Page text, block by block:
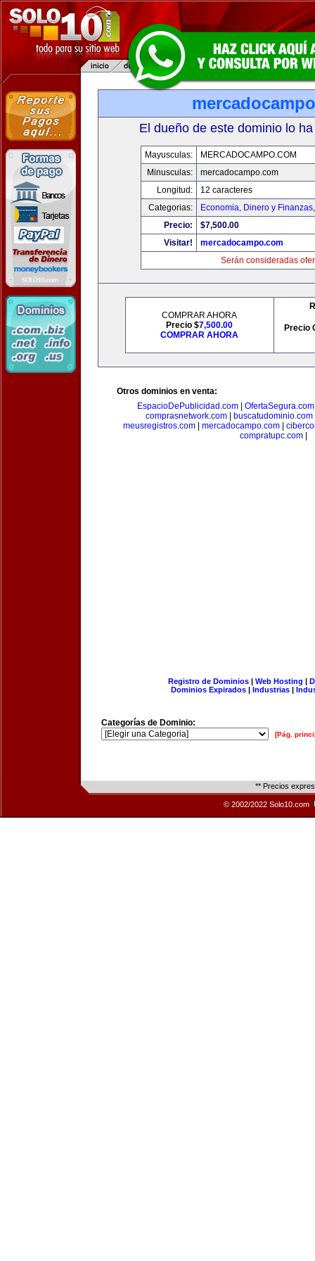
El dueño de este dominio lo
Mayusculas:
MERCADOCAMPO.COM
Minusculas:
mercadocampo.com
Longitud:
12 caracteres
Categorias:
Economia, Dinero y Finanzas
Precio:
$7,500.00
Visitar!
mercadocampo.com
Serán consideradas
COMPRAR AHORA
Precio $7,500.00
COMPRAR AHORA
Precio
Otros dominios en venta:
EspacioDePublicidad.com| OfertaSegura.com
comprasnetwork.com
buscatudominio.com
meusregistros.com| mercadocampo.com|
compratupc.com
Registro de Dominios| Web Hosting |
Dominios Expirados | Industrias |
Categorías de Dominio:
[Pág.
** Precios
© 2002/2022 Solo10.com